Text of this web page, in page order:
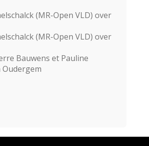
(MR-Open VLD) over
(MR-Open VLD) over
Bauwens et Pauline
Oudergem